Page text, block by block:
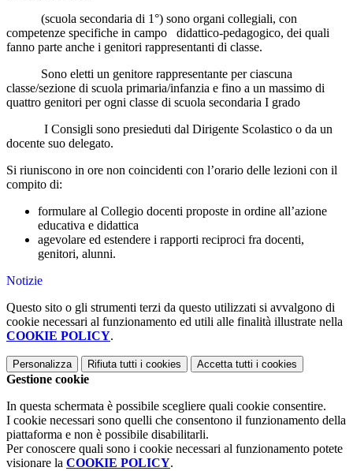
(scuola secondaria di 1°) sono organi collegiali, con
competenze specifiche in campo didattico-pedagogico, dei quali
fanno parte anche i genitori rappresentanti di classe.
Sono eletti un genitore rappresentante per ciascuna
classe/sezione di scuola primaria/infanzia e fino a un massimo di
quattro genitori per ogni classe di scuola secondaria I grado
I Consigli sono presieduti dal Dirigente Scolastico o da un
docente suo delegato.
Si riuniscono in ore non coincidenti con l’orario delle lezioni con il
compito di:
formulare al Collegio docenti proposte in ordine all’azione
educativa e didattica
agevolare ed estendere i rapporti reciproci fra docenti,
genitori, alunni.
Notizie
Questo sito o gli strumenti terzi da questo utilizzati si avvalgono di
cookie necessari al funzionamento ed utili alle finalità illustrate nella
COOKIE POLICY.
Personalizza Rifiuta tutti i cookies Accetta tutti i cookies
Gestione cookie
In questa schermata è possibile scegliere quali cookie consentire.
I cookie necessari sono quelli che consentono il funzionamento della
piattaforma e non è possibile disabilitarli.
Per conoscere quali sono i cookie necessari al funzionamento potete
visionare la COOKIE POLICY.